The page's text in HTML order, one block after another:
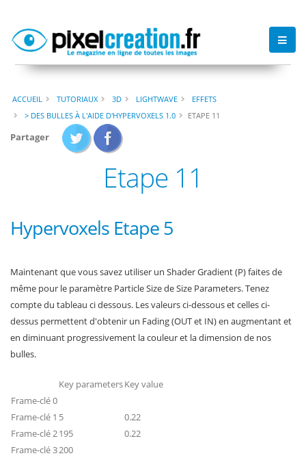
ACCUEIL TUTORIAUX 3D LIGHTWAVE
EFFETS
> DES BULLES À L'AIDE D'HYPERVOXELS 1.0
ETAPE 11
Partager
Etape 11
Hypervoxels Etape 5
Maintenant que vous savez utiliser un Shader Gradient (P) faites de
même pour le paramètre Particle Size de Size Parameters. Tenez
compte du tableau ci dessous. Les valeurs ci-dessous et celles ci-
dessus permettent d'obtenir un Fading (OUT et IN) en augmentant et
en diminuant progressivement la couleur et la dimension de nos
bulles.
Key parametersKey value
Frame-clé 0
Frame-clé 1 5
0.22
Frame-clé 2195
0.22
Frame-clé 3200